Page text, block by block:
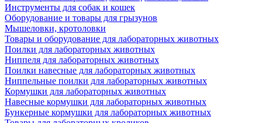
Инструменты для собак и кошек
Оборудование и товары для грызунов
Мышеловки, кротоловки
Товары и оборудование для лабораторных животных
Поилки для лабораторных животных
Ниппеля для лабораторных животных
Поилки навесные для лабораторных животных
Ниппельные поилки для лабораторных животных
Кормушки для лабораторных животных
Навесные кормушки для лабораторных животных
Бункерные кормушки для лабораторных животных